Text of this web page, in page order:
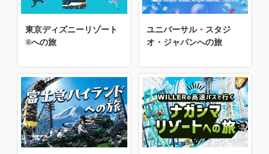
東京ディズニーリゾート
®への旅
ユニバーサル・スタジ
オ・ジャパンへの旅